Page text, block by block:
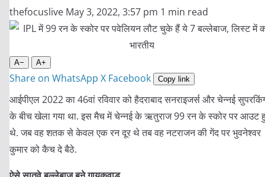
thefocuslive May 3, 2022, 3:57 pm 1 min read
A− A+
Share on WhatsApp X Facebook Copy link
आईपीएल 2022 का 46वां रविवार को हैदराबाद सनराइजर्स और चेन्नई
के बीच खेला गया था. इस मैच में चेन्नई के ऋतुराज 99 रन के स्कोर पर आउट
थे. जब वह शतक से केवल एक रन दूर थे तब वह नटराजन की गेंद पर भुवनेश्वर
कुमार को कैच दे बैठे.